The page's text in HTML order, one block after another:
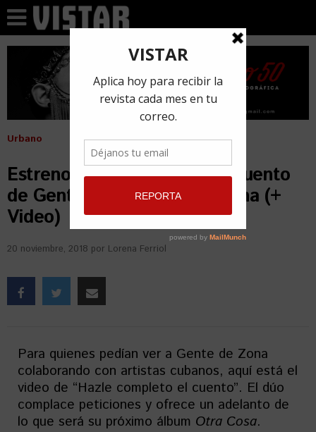
Urbano
Estreno: Hazle completo el cuento
de Gente de Zona Ft. El Micha (+
Video)
20 noviembre, 2018 por Lorena Ferriol
Para quienes pedían ver a Gente de Zona
colaborando con artistas cubanos, aquí está el
video de “Hazle completo el cuento”. El dúo
complace peticiones y ofrece un adelanto de
lo que será su próximo álbum Otra Cosa.